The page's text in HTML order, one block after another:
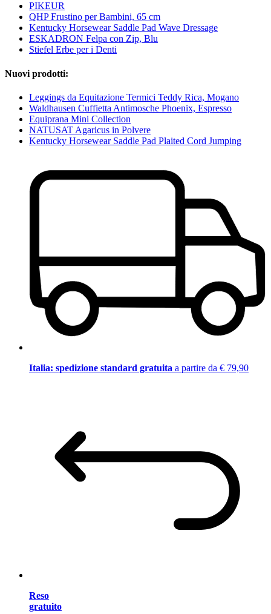
PIKEUR
QHP Frustino per Bambini, 65 cm
Kentucky Horsewear Saddle Pad Wave Dressage
ESKADRON Felpa con Zip, Blu
Stiefel Erbe per i Denti
Nuovi prodotti:
Leggings da Equitazione Termici Teddy Rica, Mogano
Waldhausen Cuffietta Antimosche Phoenix, Espresso
Equiprana Mini Collection
NATUSAT Agaricus in Polvere
Kentucky Horsewear Saddle Pad Plaited Cord Jumping
Italia: spedizione standard gratuita a partire da € 79,90
Reso
gratuito